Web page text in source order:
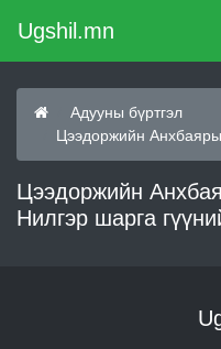
Ugshil.mn
Адууны бүртгэл
Цээдоржийн
Цээдоржийн
Нилгэр шарга